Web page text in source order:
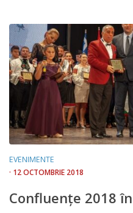
EVENIMENTE
· 12 OCTOMBRIE 2018
Confluențe 2018